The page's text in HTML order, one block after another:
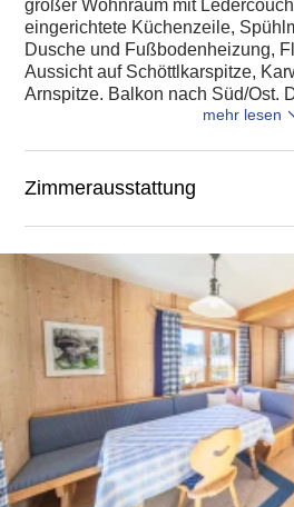
großer Wohnraum mit
eingerichtete Küchenzeile,
Dusche und Fußbodenheizung,
Aussicht auf Schöttlkarspitze,
Arnspitze. Balkon nach Süd/Ost.
mehr lesen
Zimmerausstattung